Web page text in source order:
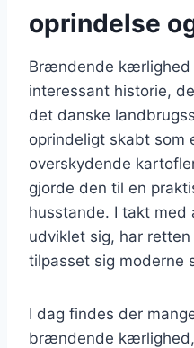
oprindelse
Brændende kærlighed
interessant historie,
det danske
oprindeligt skabt som
overskydende
gjorde den til en
husstande. I takt med
udviklet sig, har
tilpasset sig moderne
I dag findes der
brændende